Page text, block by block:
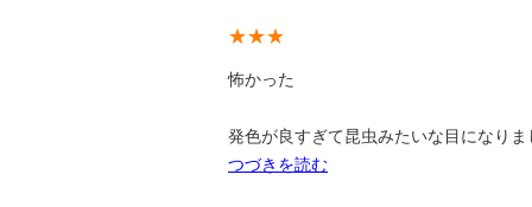
★★★
怖かった
発色が良すぎて昆虫みたいな目になりま
つづきを読む